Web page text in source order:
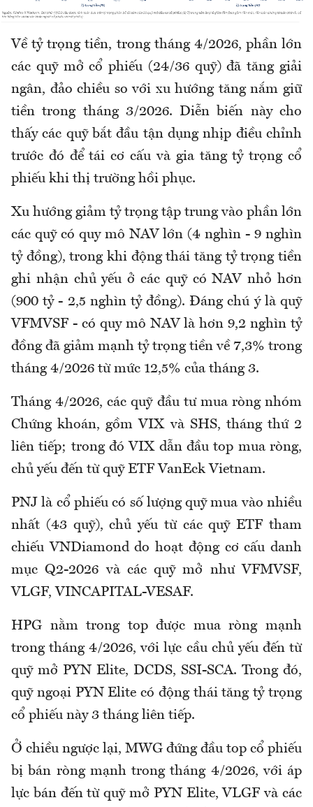
Về tỷ trọng tiền, trong tháng 4/2026, phần lớn
các quỹ mở cổ phiếu (24/36 quỹ) đã tăng giải
ngân, đảo chiều so với xu hướng tăng nắm giữ
tiền trong tháng 3/2026. Diễn biến này cho
thấy các quỹ bắt đầu tận dụng nhịp điều chỉnh
trước đó để tái cơ cấu và gia tăng tỷ trọng cổ
phiếu khi thị trường hồi phục.
Xu hướng giảm tỷ trọng tập trung vào phần lớn
các quỹ có quy mô NAV lớn (4 nghìn - 9 nghìn
tỷ đồng), trong khi động thái tăng tỷ trọng tiền
ghi nhận chủ yếu ở các quỹ có NAV nhỏ hơn
(900 tỷ - 2,5 nghìn tỷ đồng). Đáng chú ý là quỹ
VFMVSF - có quy mô NAV là hơn 9,2 nghìn tỷ
đồng đã giảm mạnh tỷ trọng tiền về 7,3% trong
tháng 4/2026 từ mức 12,5% của tháng 3.
Tháng 4/2026, các quỹ đầu tư mua ròng nhóm
Chứng khoán, gồm VIX và SHS, tháng thứ 2
liên tiếp; trong đó VIX dẫn đầu top mua ròng,
chủ yếu đến từ quỹ ETF VanEck Vietnam.
PNJ là cổ phiếu có số lượng quỹ mua vào nhiều
nhất (43 quỹ), chủ yếu từ các quỹ ETF tham
chiếu VNDiamond do hoạt động cơ cấu danh
mục Q2-2026 và các quỹ mở như VFMVSF,
VLGF, VINCAPITAL-VESAF.
HPG nằm trong top được mua ròng mạnh
trong tháng 4/2026, với lực cầu chủ yếu đến từ
quỹ mở PYN Elite, DCDS, SSI-SCA. Trong đó,
quỹ ngoại PYN Elite có động thái tăng tỷ trọng
cổ phiếu này 3 tháng liên tiếp.
Ở chiều ngược lại, MWG đứng đầu top cổ phiếu
bị bán ròng mạnh trong tháng 4/2026, với áp
lực bán đến từ quỹ mở PYN Elite, VLGF và các